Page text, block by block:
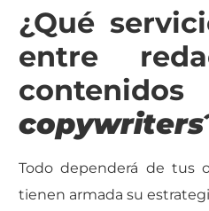
¿Qué
entre
copywriters
Todo dependerá de tus
tienen armada su